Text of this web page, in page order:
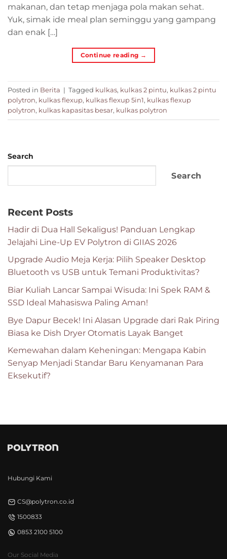
makanan, dan tetap menjaga pola makan sehat.
Yuk, simak ide meal plan seminggu yang gampang
dan enak […]
Continue reading →
Posted in Berita | Tagged kulkas, kulkas 2 pintu, kulkas 2 pintu
polytron, kulkas flexup, kulkas flexup 5in1, kulkas flexup
polytron, kulkas kapasitas besar, kulkas polytron
Search
Search
Recent Posts
Hadir di Dua Hall Sekaligus! Panduan Lengkap
Jelajahi Line-Up EV Polytron di GIIAS 2026
Upgrade Audio Meja Kerja: Pilih Speaker Desktop
Bluetooth vs USB untuk Temani Produktivitas?
Biar Kuliah Lancar Sampai Wisuda: Ini Spek RAM &
SSD Ideal Mahasiswa Paling Aman!
Bye Dapur Becek! Ini Alasan Upgrade dari Rak Piring
Biasa ke Dish Dryer Otomatis Layak Banget
Kemewahan dalam Keheningan: Mengapa Kabin
Senyap Menjadi Standar Baru Kenyamanan Para
Eksekutif?
Hubungi Kami
CS@polytron.co.id
1500833
0853 2100 5100
Our Social Media